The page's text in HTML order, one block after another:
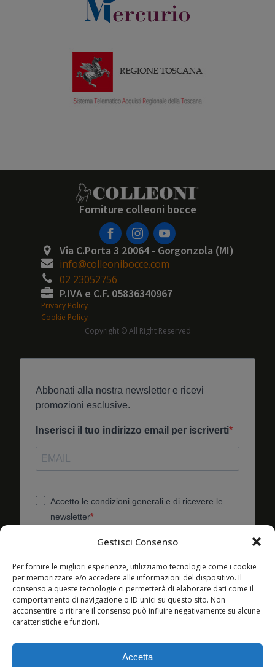
Gestisci Consenso
Per fornire le migliori esperienze, utilizziamo tecnologie come i cookie
per memorizzare e/o accedere alle informazioni del dispositivo. Il
consenso a queste tecnologie ci permetterà di elaborare dati come il
comportamento di navigazione o ID unici su questo sito. Non
acconsentire o ritirare il consenso può influire negativamente su alcune
caratteristiche e funzioni.
Accetta
Forniture colleoni bocce
Via C.Porta 3 20064 - Gorgonzola (MI)
info@colleonibocce.com
02 23052756
P.IVA e C.F. 05836340967
Privacy Policy
Cookie Policy
Copyright © All Right Reserved
Abbonati alla nostra newsletter e ricevi
promozioni esclusive.
Inserisci il tuo indirizzo email per iscriverti
Accetto le condizioni generali e di ricevere le
newsletter
link incluso nella nostra newsletter.
Utilizziamo Brevo come piattaforma di
marketing. Inviando questo modulo, accetti che i
dati personali da te forniti vengano trasferiti a
Brevo per il trattamento in conformità
all'Informativa sulla privacy di Brevo.
ISCRIVITI